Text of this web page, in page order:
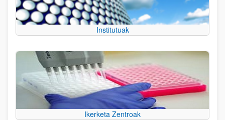
Institutuak
Ikerketa Zentroak